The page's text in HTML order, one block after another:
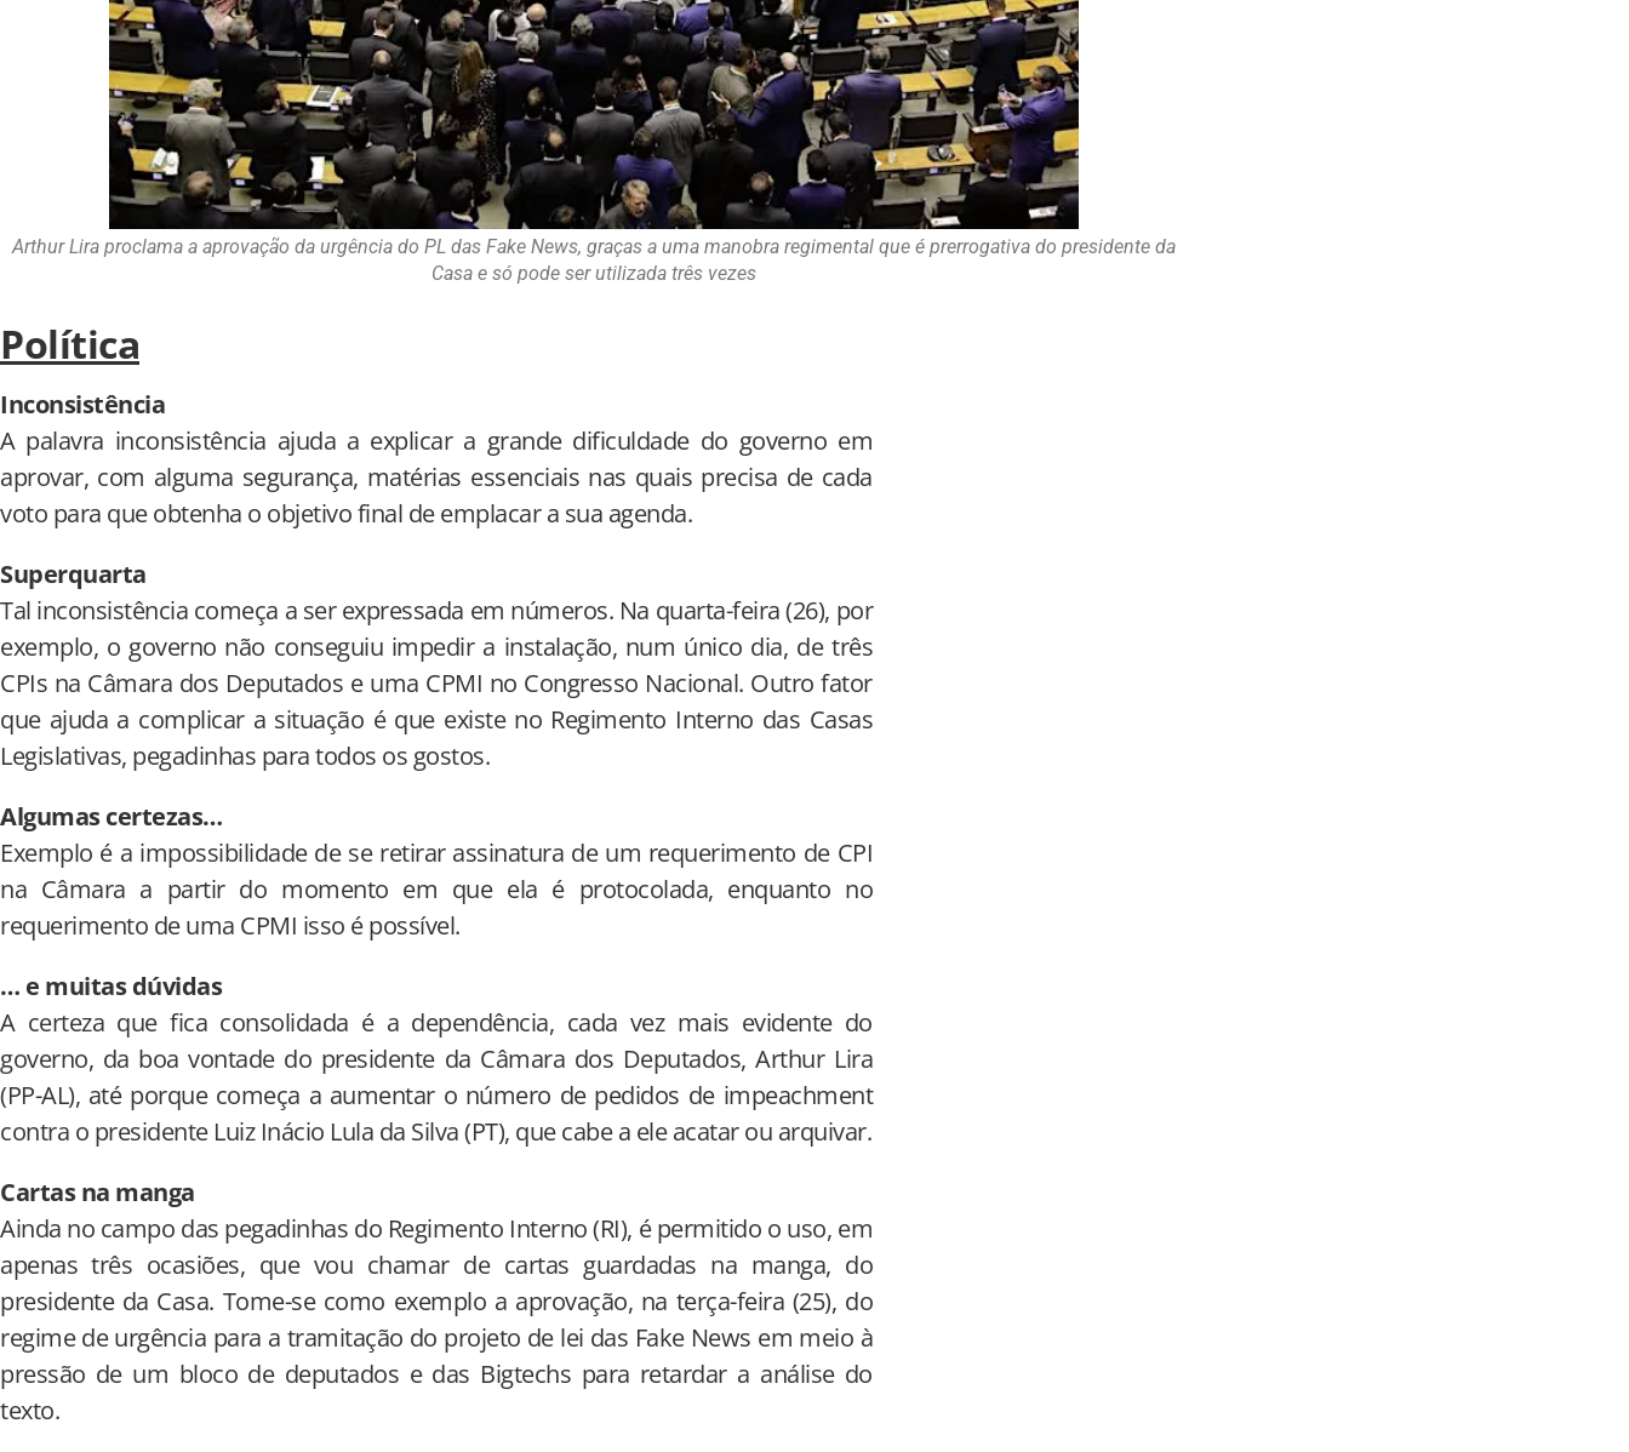
Arthur Lira proclama a aprovação da urgência do PL das Fake News, graças a uma manobra regimental que é prerrogativa do presidente da
Casa e só pode ser utilizada três vezes
Política
Inconsistência
A palavra inconsistência ajuda a explicar a grande dificuldade do governo em
aprovar, com alguma segurança, matérias essenciais nas quais precisa de cada
voto para que obtenha o objetivo final de emplacar a sua agenda.
Superquarta
Tal inconsistência começa a ser expressada em números. Na quarta-feira (26), por
exemplo, o governo não conseguiu impedir a instalação, num único dia, de três
CPIs na Câmara dos Deputados e uma CPMI no Congresso Nacional. Outro fator
que ajuda a complicar a situação é que existe no Regimento Interno das Casas
Legislativas, pegadinhas para todos os gostos.
Algumas certezas…
Exemplo é a impossibilidade de se retirar assinatura de um requerimento de CPI
na Câmara a partir do momento em que ela é protocolada, enquanto no
requerimento de uma CPMI isso é possível.
… e muitas dúvidas
A certeza que fica consolidada é a dependência, cada vez mais evidente do
governo, da boa vontade do presidente da Câmara dos Deputados, Arthur Lira
(PP-AL), até porque começa a aumentar o número de pedidos de impeachment
contra o presidente Luiz Inácio Lula da Silva (PT), que cabe a ele acatar ou arquivar.
Cartas na manga
Ainda no campo das pegadinhas do Regimento Interno (RI), é permitido o uso, em
apenas três ocasiões, que vou chamar de cartas guardadas na manga, do
presidente da Casa. Tome-se como exemplo a aprovação, na terça-feira (25), do
regime de urgência para a tramitação do projeto de lei das Fake News em meio à
pressão de um bloco de deputados e das Bigtechs para retardar a análise do
texto.